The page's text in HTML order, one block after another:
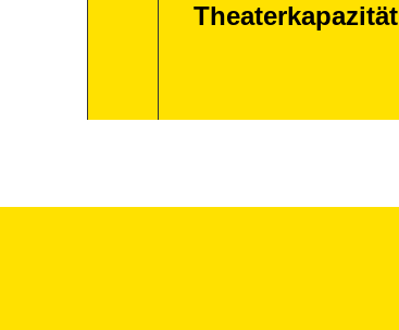
Theaterkapazität